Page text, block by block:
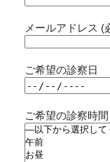
メールアドレス (
ご希望の診察日
ご希望の診察時間